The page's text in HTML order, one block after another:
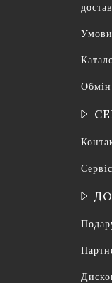
Обмін
Сервіс